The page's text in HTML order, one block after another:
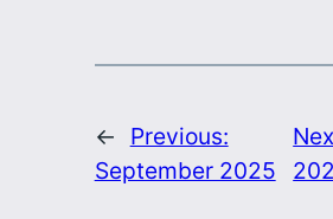
←
Previous:
September 2025